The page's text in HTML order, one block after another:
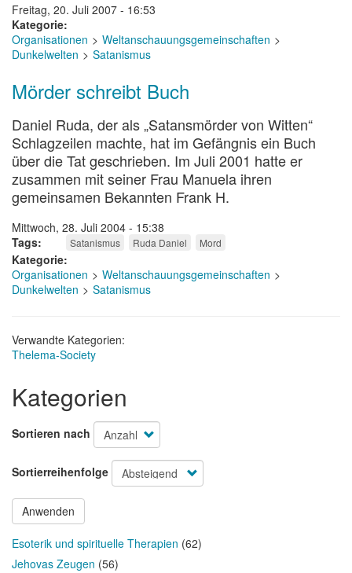
Freitag, 20. Juli 2007 - 16:53
Kategorie
Organisationen
Weltanschauungsgemeinschaften
Dunkelwelten
Satanismus
Mörder schreibt Buch
Daniel Ruda, der als „Satansmörder von Witten“
Schlagzeilen machte, hat im Gefängnis ein Buch
über die Tat geschrieben. Im Juli 2001 hatte er
zusammen mit seiner Frau Manuela ihren
gemeinsamen Bekannten Frank H.
Mittwoch, 28. Juli 2004 - 15:38
Tags
Satanismus Ruda Daniel Mord
Kategorie
Organisationen
Weltanschauungsgemeinschaften
Dunkelwelten
Satanismus
Verwandte Kategorien:
Thelema-Society
Kategorien
Sortieren nach
Sortierreihenfolge
Anwenden
Esoterik und spirituelle Therapien (62)
Jehovas Zeugen (56)